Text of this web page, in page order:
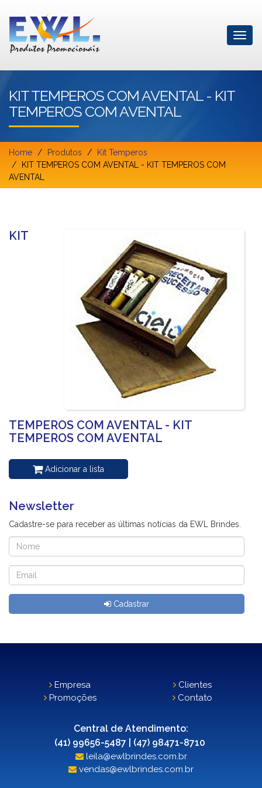
KIT TEMPEROS COM AVENTAL - KIT
TEMPEROS COM AVENTAL
Home Produtos
Kit Temperos
KIT TEMPEROS COM AVENTAL - KIT TEMPEROS COM
AVENTAL
KIT
TEMPEROS COM AVENTAL - KIT
TEMPEROS COM AVENTAL
Adicionar a lista
Newsletter
Cadastre-se para receber as últimas notícias da EWL Brindes.
Cadastrar
Empresa
Promoções
Clientes
Contato
Central de Atendimento:
(41) 99656-5487 | (47) 98471-8710
leila@ewlbrindes.com.br
vendas@ewlbrindes.com.br